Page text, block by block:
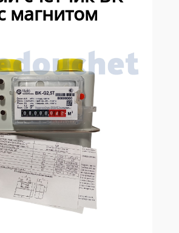
Доставка
(945) 345 23 46
магнитом